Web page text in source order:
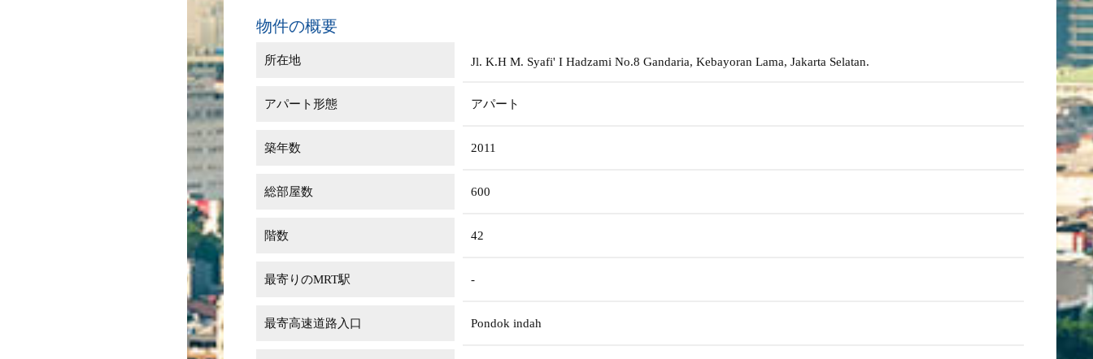
物件の概要
所在地 Jl. K.H M. Syafi' I Hadzami No.8 Gandaria, Kebayoran Lama, Jakarta Selatan.
アパート形態 アパート
築年数 2011
総部屋数 600
階数 42
最寄りのMRT駅 -
最寄高速道路入口 Pondok indah